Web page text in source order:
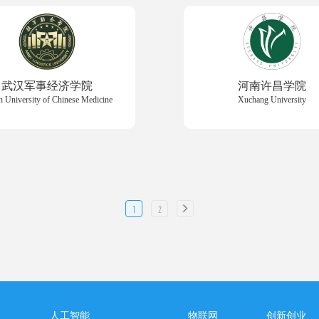
武汉军事经济学院
University of Chinese Medicine
河南许昌学院
Xuchang University
1 2
人工智能 物联网 创新创业